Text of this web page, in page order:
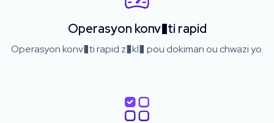
Operasyon konv�ti rapid
Operasyon konv�ti rapid z�kl� pou dokiman ou chwazi yo.